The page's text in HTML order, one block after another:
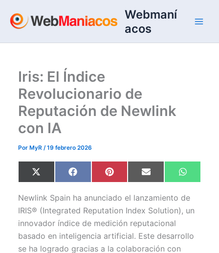
contenido
Webmaní
acos
Iris: El Índice
Revolucionario de
Reputación de Newlink
con IA
Por MyR/19 febrero 2026
Compartir
en
X
(
w
i
t
t
e
)
Compartir
en
F
a
e
b
o
o
k
Compartir
en
P
i
t
e
r
e
s
Compartir
en
E
m
i
l
en
W
h
t
s
A
p
Newlink Spain ha anunciado el lanzamiento de
IRIS® (Integrated Reputation Index Solution), un
innovador índice de medición reputacional
basado en inteligencia artificial. Este desarrollo
se ha logrado gracias a la colaboración con